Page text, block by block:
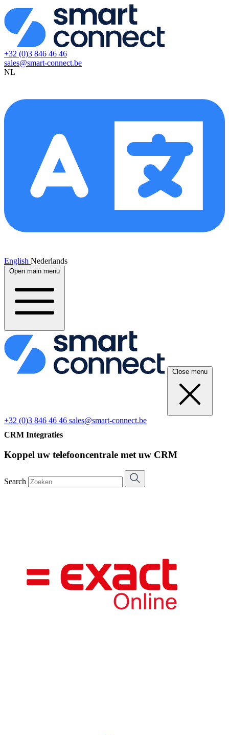
+32 (0)3 846 46 46
sales@smart-connect.be
NL
English Nederlands
Open main menu
Close menu
+32 (0)3 846 46 46 sales@smart-connect.be
CRM Integraties
Koppel uw telefooncentrale met uw CRM
Search